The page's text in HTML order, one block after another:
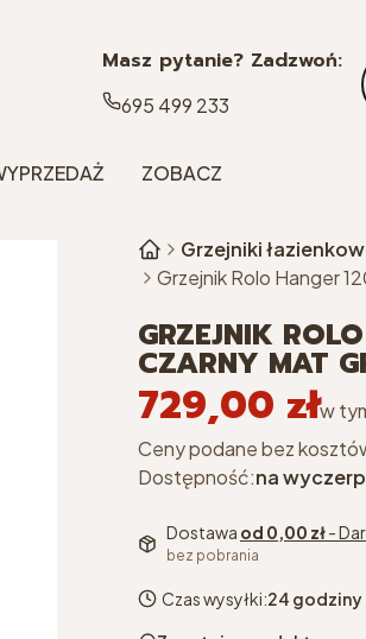
Masz pytanie? Zadzwoń:
695 499 233
ZOBACZ
Grzejniki
Grzejnik Rolo Hanger
GRZEJNIK
CZARNY MAT
Cena
729,00 złw
w
Ceny podane bez
Dostępność:na
Dostawa od 0,00 zł-
bez pobrania
Czas wysyłki:24 godziny